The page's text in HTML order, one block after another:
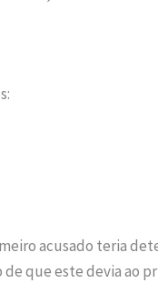
acusado teria
que este devia ao